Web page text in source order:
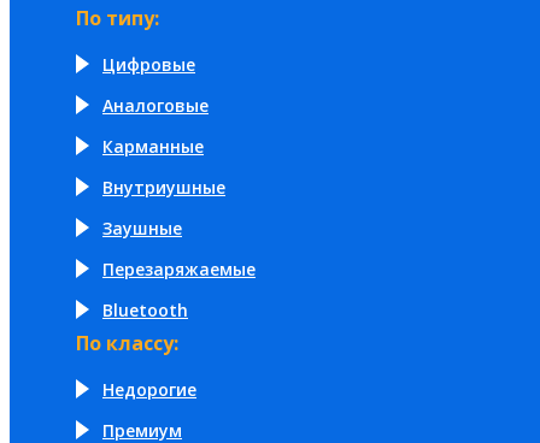
По типу:
Цифровые
Аналоговые
Карманные
Внутриушные
Заушные
Перезаряжаемые
Bluetooth
По классу:
Недорогие
Премиум